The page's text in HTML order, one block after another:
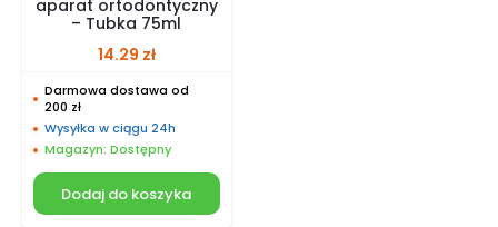
aparat ortodontyczny
– Tubka 75ml
14.29 zł
Darmowa dostawa od
200 zł
Wysyłka w ciągu 24h
Magazyn: Dostępny
Dodaj do koszyka